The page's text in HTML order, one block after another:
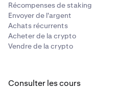
Récompenses de staking
Envoyer de l'argent
Achats récurrents
Acheter de la crypto
Vendre de la crypto
Consulter les cours